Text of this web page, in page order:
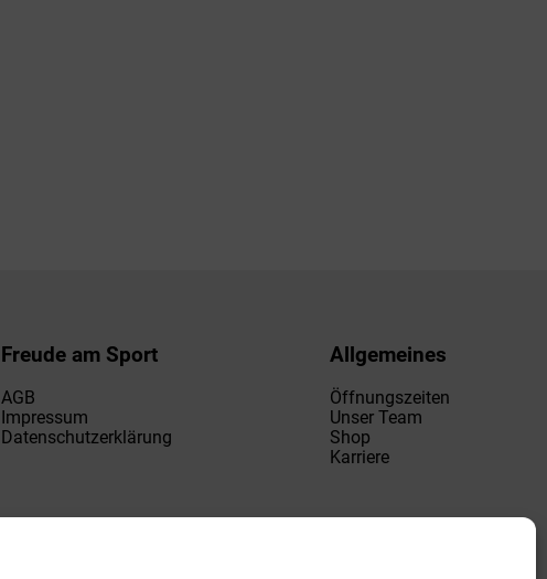
Freude am Sport
AGB
Impressum
Datenschutzerklärung
Allgemeines
Öffnungszeiten
Unser Team
Shop
Karriere